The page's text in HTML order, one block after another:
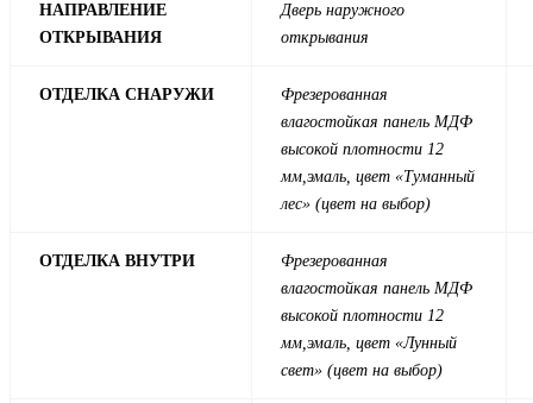
НАПРАВЛЕНИЕ
ОТКРЫВАНИЯ
Дверь наружного
открывания
ОТДЕЛКА СНАРУЖИ
Фрезерованная
влагостойкая панель МДФ
высокой плотности 12
мм,эмаль, цвет «Туманный
лес» (цвет на выбор)
ОТДЕЛКА ВНУТРИ
Фрезерованная
влагостойкая панель МДФ
высокой плотности 12
мм,эмаль, цвет «Лунный
свет» (цвет на выбор)